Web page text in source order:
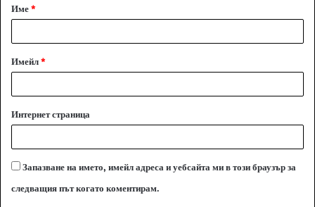
р
Име*
Имейл*
Интернет страница
Запазване на името, имейл адреса и уебсайта ми в този браузър за
следващия път когато коментирам.